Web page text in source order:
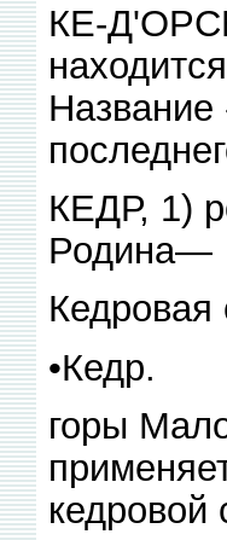
КЕ-
Название
КЕДР, 1)
Родина—
Кедровая
•Кедр.
горы
кедровой